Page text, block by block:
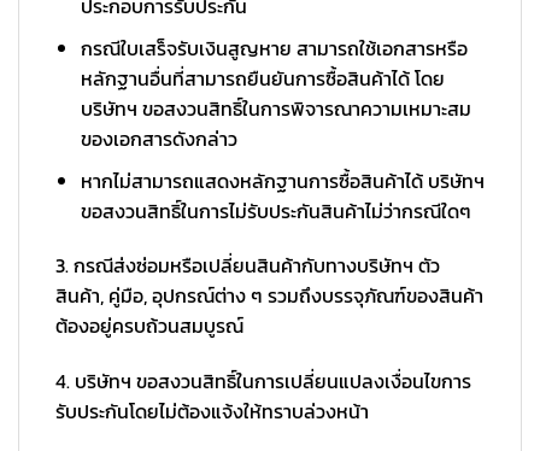
ประกอบการรับประกัน
กรณีใบเสร็จรับเงินสูญหาย สามารถใช้เอกสารหรือ
หลักฐานอื่นที่สามารถยืนยันการซื้อสินค้าได้ โดย
บริษัทฯ ขอสงวนสิทธิ์ในการพิจารณาความเหมาะสม
ของเอกสารดังกล่าว
หากไม่สามารถแสดงหลักฐานการซื้อสินค้าได้ บริษัทฯ
ขอสงวนสิทธิ์ในการไม่รับประกันสินค้าไม่ว่ากรณีใดๆ
3. กรณีส่งซ่อมหรือเปลี่ยนสินค้ากับทางบริษัทฯ ตัว
สินค้า, คู่มือ, อุปกรณ์ต่าง ๆ รวมถึงบรรจุภัณฑ์ของสินค้า
ต้องอยู่ครบถ้วนสมบูรณ์
4. บริษัทฯ ขอสงวนสิทธิ์ในการเปลี่ยนแปลงเงื่อนไขการ
รับประกันโดยไม่ต้องแจ้งให้ทราบล่วงหน้า